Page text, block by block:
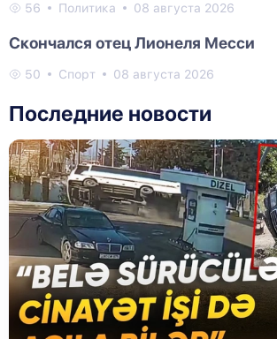
56 Политика 08 августа 2026
Скончался отец Лионеля Месси
50 Спорт 08 августа 2026
Последние новости